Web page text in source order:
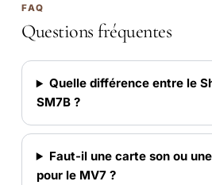
FAQ
Questions fréquentes
Quelle différence entre le
SM7B ?
Faut-il une carte son ou
pour le MV7 ?